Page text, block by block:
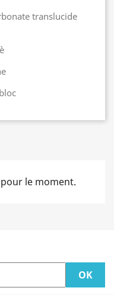
translucide
le moment.